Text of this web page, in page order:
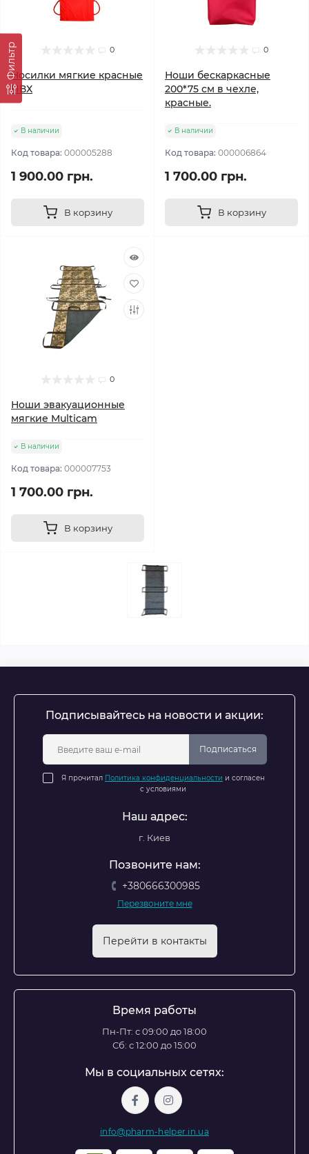
Фильтр 0
Носилки мягкие красные
ПВХ
В наличии
Код товара: 000005288
1 900.00 грн.
В корзину
0
Ноши бескаркасные
200*75 см в чехле,
красные.
В наличии
Код товара: 000006864
1 700.00 грн.
В корзину
0
Ноши эвакуационные
мягкие Multicam
В наличии
Код товара: 000007753
1 700.00 грн.
В корзину
Подписывайтесь на новости и акции:
Подписаться
Я прочитал Политика конфиденциальности и согласен
с условиями
Наш адрес:
г. Киев
Позвоните нам:
+380666300985
Перезвоните мне
Перейти в контакты
Время работы
Пн-Пт: с 09:00 до 18:00
Сб: с 12:00 до 15:00
Мы в социальных сетях:
info@pharm-helper.in.ua